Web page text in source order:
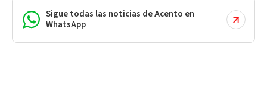
Sigue todas las noticias de Acento en
WhatsApp